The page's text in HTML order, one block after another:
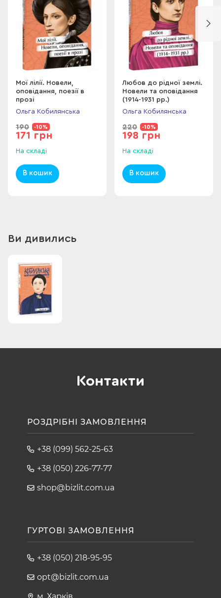
Мої лілії. Новели,
оповідання, поезії в
прозі
Ольга Кобилянська
190 -10%
171 грн
На складі
В кошик
Любов до рідної землі.
Новели та оповідання
(1914-1931 рр.)
Ольга Кобилянська
220 -10%
198 грн
На складі
В кошик
Ви дивились
Контакти
РОЗДРІБНІ ЗАМОВЛЕННЯ
+38 (099) 562-25-63
+38 (050) 226-77-77
shop@bizlit.com.ua
ГУРТОВІ ЗАМОВЛЕННЯ
+38 (050) 218-95-95
opt@bizlit.com.ua